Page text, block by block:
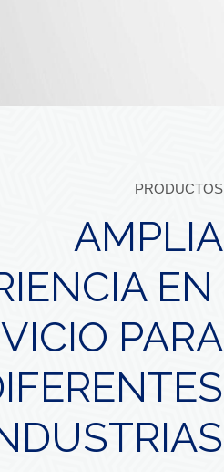
PRODUCTOS
AMPLIA
EN
PARA